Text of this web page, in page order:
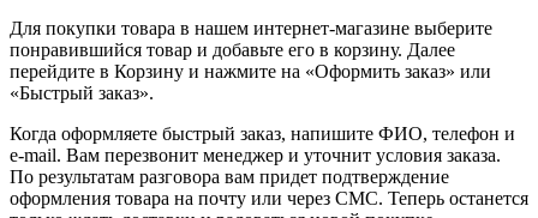
Для покупки товара в нашем интернет-магазине выберите
понравившийся товар и добавьте его в корзину. Далее
перейдите в Корзину и нажмите на «Оформить заказ» или
«Быстрый заказ».
Когда оформляете быстрый заказ, напишите ФИО, телефон и
e-mail. Вам перезвонит менеджер и уточнит условия заказа.
По результатам разговора вам придет подтверждение
оформления товара на почту или через СМС. Теперь останется